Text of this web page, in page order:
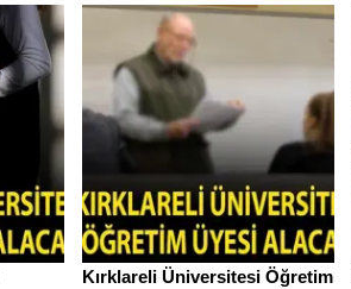
Kırklareli Üniversitesi Öğretim